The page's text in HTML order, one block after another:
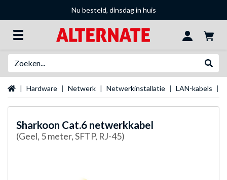
Nu besteld, dinsdag in huis
Startpagina
Hardware Netwerk Netwerkinstallatie LAN-kabels
Sharkoon Cat.6 netwerkkabel
(Geel, 5 meter, SFTP, RJ-45)